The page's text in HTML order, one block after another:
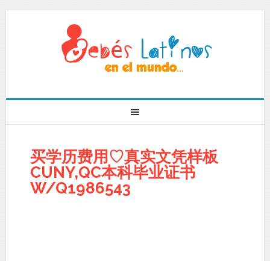
买学历费用♡真实文凭样板
CUNY,QC本科毕业证书
W/Q1986543